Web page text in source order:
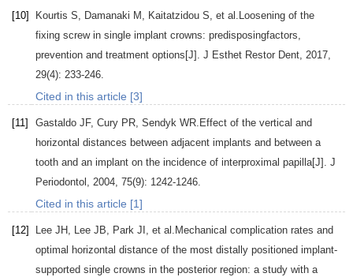
[10] Kourtis S, Damanaki M , Kaitatzidou S, et al.Loosening of the
fixing screw in single implant crowns: predisposingfactors,
prevention and treatment options[J]. J Esthet Restor Dent, 2017,
29(4): 233-246.
Cited in this article [3]
[11] Gastaldo JF, Cury PR, Sendyk WR. Effect of the vertical and
horizontal distances between adjacent implants and between a
tooth and an implant on the incidence of interproximal papilla[J]. J
Periodontol , 2004, 75(9): 1242-1246.
Cited in this article [1]
[12] Lee JH , Lee JB, Park JI , et al.Mechanical complication rates and
optimal horizontal distance of the most distally positioned implant-
supported single crowns in the posterior region: a study with a